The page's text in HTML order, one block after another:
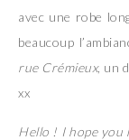
avec une robe
beaucoup
rue Crémieux, un
xx
Hello ! I hope you